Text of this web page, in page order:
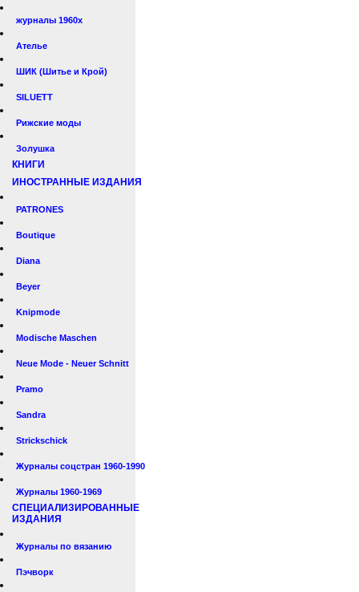
журналы 1960х
Ателье
ШИК (Шитье и Крой)
SILUETT
Рижские моды
Золушка
КНИГИ
ИНОСТРАННЫЕ ИЗДАНИЯ
PATRONES
Boutique
Diana
Beyer
Knipmode
Modische Maschen
Neue Mode - Neuer Schnitt
Pramo
Sandra
Strickschick
Журналы соцстран 1960-1990
Журналы 1960-1969
СПЕЦИАЛИЗИРОВАННЫЕ
ИЗДАНИЯ
Журналы по вязанию
Пэчворк